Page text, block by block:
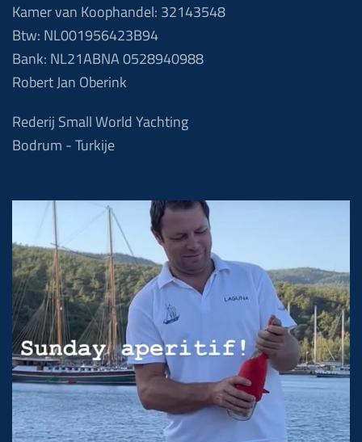
Kamer van Koophandel: 32143548
Btw: NL001956423B94
Bank: NL21ABNA 0528940988
Robert Jan Oberink
Rederij Small World Yachting
Bodrum - Turkije